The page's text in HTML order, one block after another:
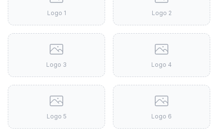
Logo 1 Logo 2
Logo 3 Logo 4
Logo 5 Logo 6